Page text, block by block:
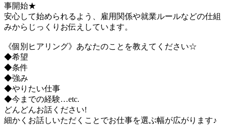
事開始★
安心して始められるよう、雇用関係や就業ルールなどの仕組
みからじっくりお伝えしています。
《個別ヒアリング》あなたのことを教えてください☆
◆希望
◆条件
◆強み
◆やりたい仕事
◆今までの経験…etc.
どんどんお話ください!
細かくお話しいただくことでお仕事を選ぶ幅が広がります♪